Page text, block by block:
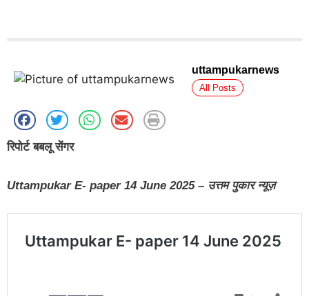
uttampukarnews
All Posts
रिपोर्ट बबलू सेंगर
Uttampukar E- paper 14 June 2025 – उत्तम पुकार न्यूज़